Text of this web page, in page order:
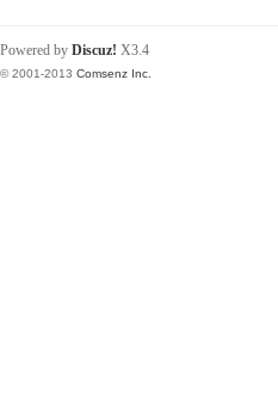
Powered by Discuz! X3.4
© 2001-2013 Comsenz Inc.